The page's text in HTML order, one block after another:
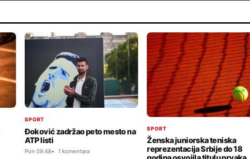
SPORT
Đoković zadržao peto mesto na
ATP listi
Pon 09:48 1 komentara
SPORT
Ženska juniorska teniska
reprezentacija Srbije do 18